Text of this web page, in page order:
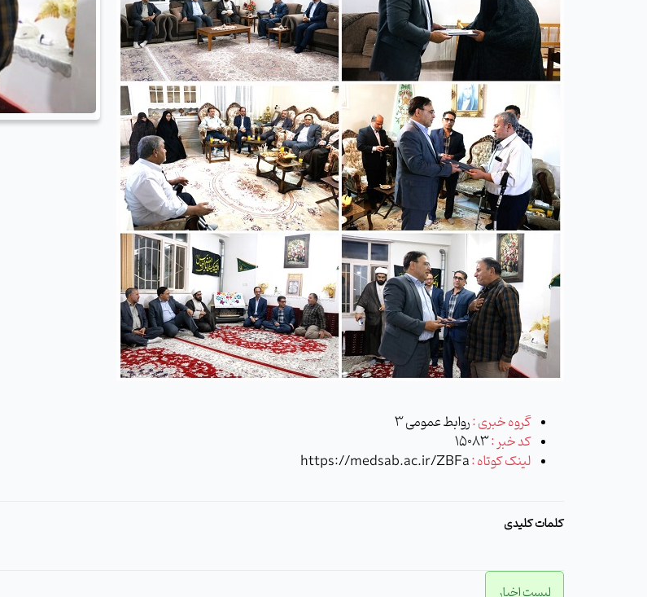
گروه خبری :روابط عمومی 3
کد خبر :15083
لینک کوتاه : https://medsab.ac.ir/ZBFa
کلمات کلیدی
لیست اخبار